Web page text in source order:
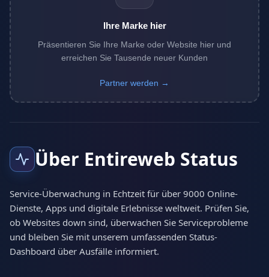
Ihre Marke hier
Präsentieren Sie Ihre Marke oder Website hier und
erreichen Sie Tausende neuer Kunden
Partner werden →
Über Entireweb Status
Service-Überwachung in Echtzeit für über 9000 Online-
Dienste, Apps und digitale Erlebnisse weltweit. Prüfen Sie,
ob Websites down sind, überwachen Sie Serviceprobleme
und bleiben Sie mit unserem umfassenden Status-
Dashboard über Ausfälle informiert.